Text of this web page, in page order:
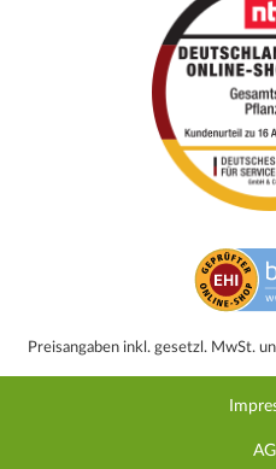
Preisangaben inkl. gesetzl. MwSt.